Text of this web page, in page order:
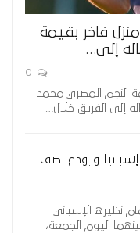
فاخر بقيمة
النجم المصري محمد
إلى الفريق خلال…
ويودع نصف
نظيره الإسباني
بينهما اليوم الجمعة،